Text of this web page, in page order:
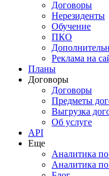
Договоры
Нерезиденты
Обучение
ПКО
Реклама на
Планы
Договоры
Договоры
Предметы
Выгрузка
Об услуге
API
Еще
Аналитика
Аналитика